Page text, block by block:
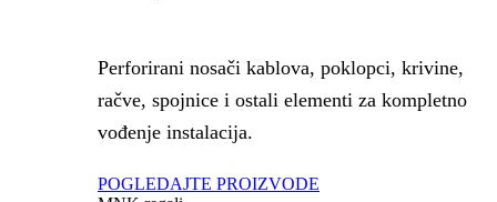
Perforirani nosači kablova, poklopci, krivine,
račve, spojnice i ostali elementi za kompletno
vođenje instalacija.
POGLEDAJTE PROIZVODE